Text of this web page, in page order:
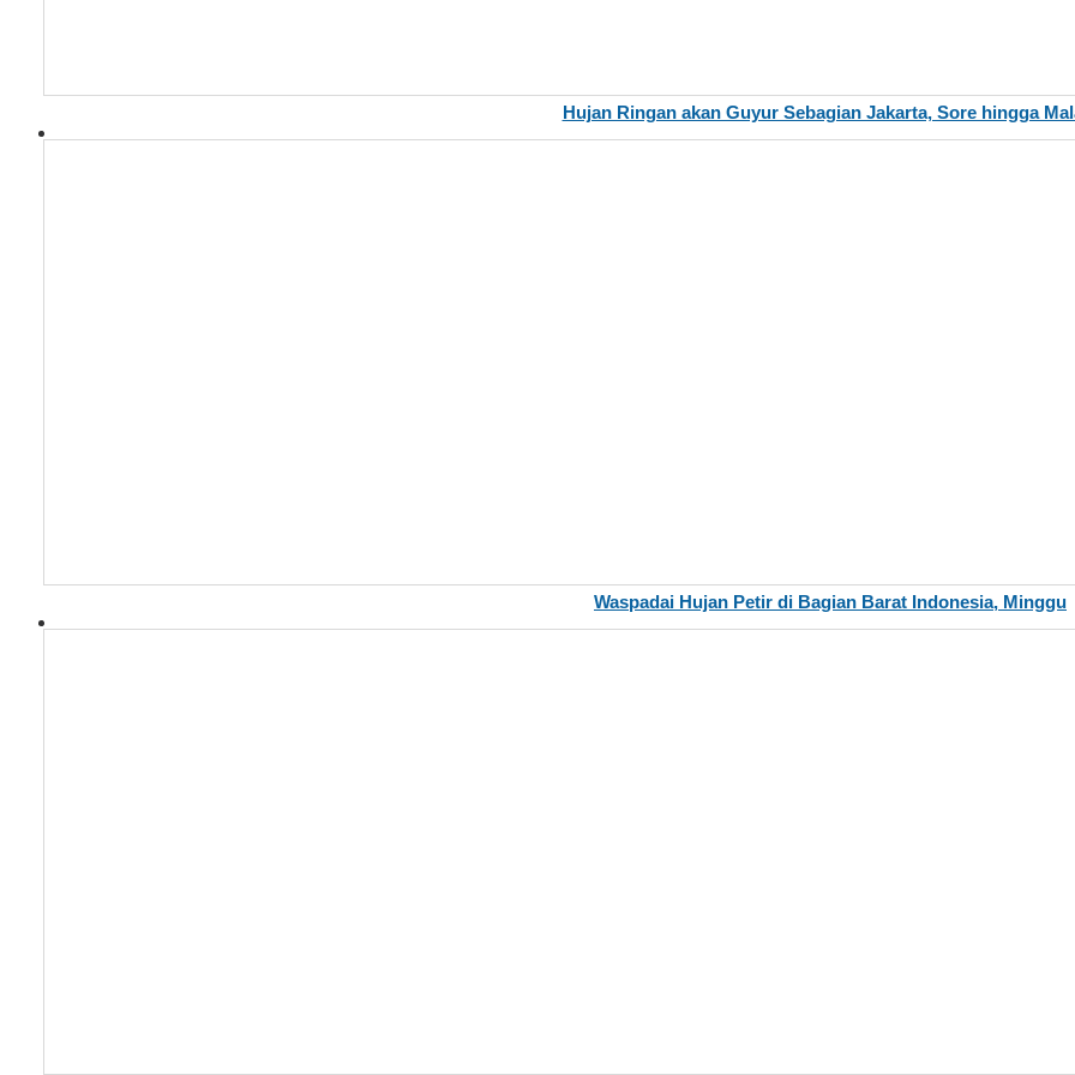
Hujan Ringan akan Guyur Sebagian Jakarta, Sore hingga
Waspadai Hujan Petir di Bagian Barat Indonesia, Minggu